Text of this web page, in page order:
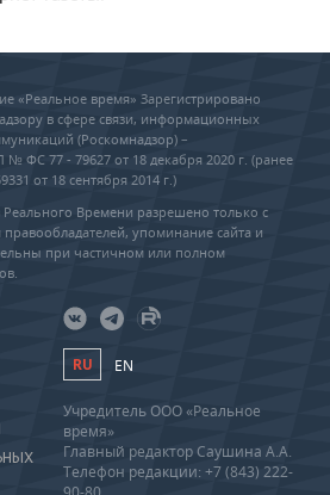
«Реальное время» Зарегистрировано
в сфере связи, информационных
(Роскомнадзор) –
ФС 77 - 79627 от 18 декабря 2020 г. (ранее
от 18 сентября 2014 г.)
Времени разрешено только с
правообладателей, упоминание сайта и
при частичном или полном
RU EN
Учредитель ООО «Реальное
время»
Главный редактор Саушина А.А.
Телефон редакции: +7 (843) 222-